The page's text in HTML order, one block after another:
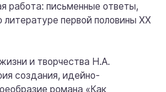
работа: письменные ответы,
литературе первой половины XX
и творчества Н.А.
создания, идейно-
романа «Как